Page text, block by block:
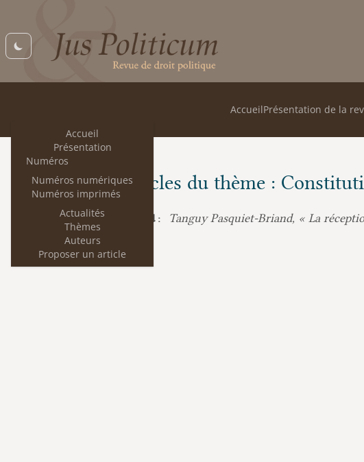
Accueil
Présentation
Numéros
Numéros numériques
Numéros imprimés
Actualités
Thèmes
Auteurs
Proposer un article
AccueilPrésentation de la
Les articles du thème :
Patrice Rolland : Tanguy Pasquiet-Briand, « La